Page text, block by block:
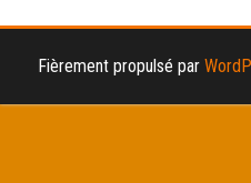
Fièrement propulsé par